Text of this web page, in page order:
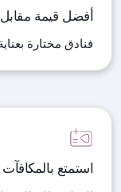
أفضل قيمة
فنادق مختارة
استمتع بالمكافآت